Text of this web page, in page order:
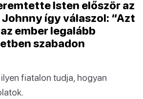
Isten először az
így válaszol: “Azt
ember legalább
szabadon
fiatalon tudja, hogyan